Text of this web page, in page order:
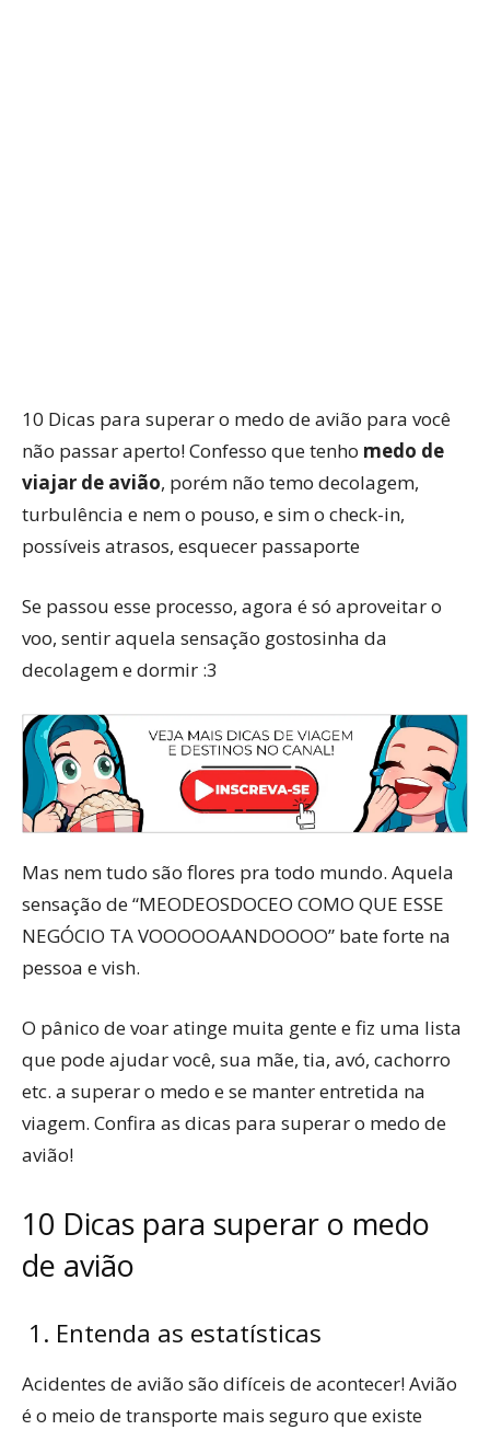
10 Dicas para superar o medo de avião para você
não passar aperto! Confesso que tenho medo de
viajar de avião, porém não temo decolagem,
turbulência e nem o pouso, e sim o check-in,
possíveis atrasos, esquecer passaporte
Se passou esse processo, agora é só aproveitar o
voo, sentir aquela sensação gostosinha da
decolagem e dormir :3
Mas nem tudo são flores pra todo mundo. Aquela
sensação de “MEODEOSDOCEO COMO QUE ESSE
NEGÓCIO TA VOOOOOAANDOOOO” bate forte na
pessoa e vish.
O pânico de voar atinge muita gente e fiz uma lista
que pode ajudar você, sua mãe, tia, avó, cachorro
etc. a superar o medo e se manter entretida na
viagem. Confira as dicas para superar o medo de
avião!
10 Dicas para superar o medo
de avião
1. Entenda as estatísticas
Acidentes de avião são difíceis de acontecer! Avião
é o meio de transporte mais seguro que existe